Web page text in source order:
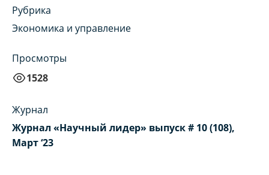
Рубрика
Экономика и управление
Просмотры
1528
Журнал
Журнал «Научный лидер» выпуск # 10 (108),
Март ‘23